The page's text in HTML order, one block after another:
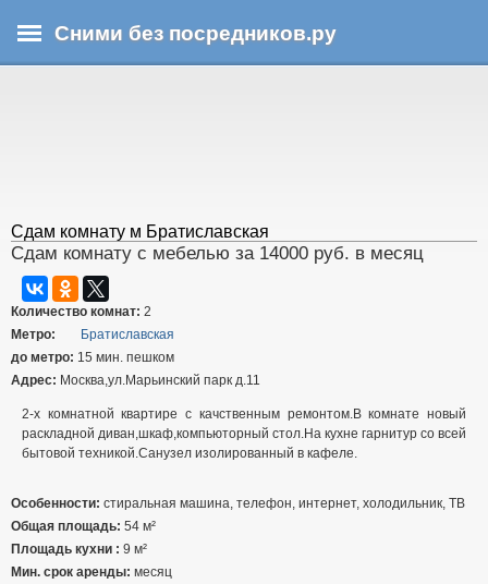
к
основному
Сними без посредников.ру
Сдам комнату м Братиславская
Сдам комнату с мебелью за 14000 руб. в месяц
Количество комнат: 2
Метро:
Братиславская
до метро: 15 мин. пешком
Адрес: Москва,ул.Марьинский парк д.11
2-х комнатной квартире с качственным ремонтом.В комнате новый
раскладной диван,шкаф,компьюторный стол.На кухне гарнитур со всей
бытовой техникой.Санузел изолированный в кафеле.
Особенности: стиральная машина, телефон, интернет, холодильник, ТВ
Общая площадь: 54 м²
Площадь кухни : 9 м²
Мин. срок аренды: месяц